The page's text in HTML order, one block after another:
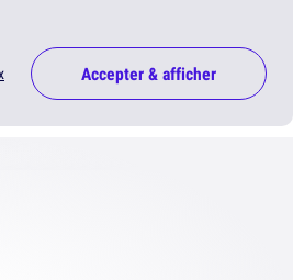
Accepter & afficher